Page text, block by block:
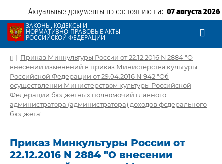
Актуальные документы по состоянию на: 07 августа 2026
ЗАКОНЫ, КОДЕКСЫ И
НОРМАТИВНО-ПРАВОВЫЕ АКТЫ
РОССИЙСКОЙ ФЕДЕРАЦИИ
| Приказ Минкультуры России от 22.12.2016 N 2884 "О
внесении изменений в приказ Министерства культуры
Российской Федерации от 29.04.2016 N 942 "Об
осуществлении Министерством культуры Российской
Федерации бюджетных полномочий главного
администратора (администратора) доходов федерального
бюджета"
Приказ Минкультуры России от
22.12.2016 N 2884 "О внесении